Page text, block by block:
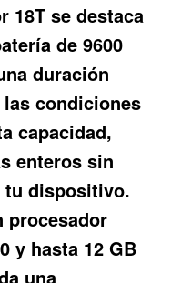
18T se destaca
de 9600
duración
condiciones
capacidad,
enteros sin
tu dispositivo.
procesador
y hasta 12 GB
una